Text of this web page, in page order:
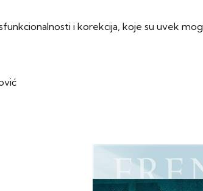
i korekcija, koje su uvek